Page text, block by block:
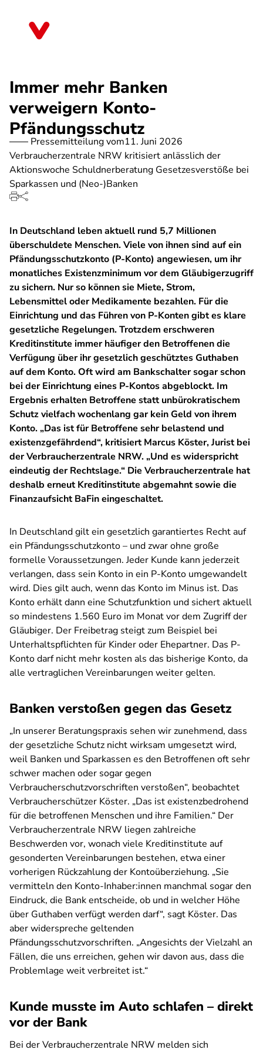
Immer mehr Banken
verweigern Konto-
Pfändungsschutz
Pressemitteilung vom11. Juni 2026
Verbraucherzentrale NRW kritisiert anlässlich der
Aktionswoche Schuldnerberatung Gesetzesverstöße bei
Sparkassen und (Neo-)Banken
In Deutschland leben aktuell rund 5,7 Millionen
überschuldete Menschen. Viele von ihnen sind auf ein
Pfändungsschutzkonto (P-Konto) angewiesen, um ihr
monatliches Existenzminimum vor dem Gläubigerzugriff
zu sichern. Nur so können sie Miete, Strom,
Lebensmittel oder Medikamente bezahlen. Für die
Einrichtung und das Führen von P-Konten gibt es klare
gesetzliche Regelungen. Trotzdem erschweren
Kreditinstitute immer häufiger den Betroffenen die
Verfügung über ihr gesetzlich geschütztes Guthaben
auf dem Konto. Oft wird am Bankschalter sogar schon
bei der Einrichtung eines P-Kontos abgeblockt. Im
Ergebnis erhalten Betroffene statt unbürokratischem
Schutz vielfach wochenlang gar kein Geld von ihrem
Konto. „Das ist für Betroffene sehr belastend und
existenzgefährdend“, kritisiert Marcus Köster, Jurist bei
der Verbraucherzentrale NRW. „Und es widerspricht
eindeutig der Rechtslage.“ Die Verbraucherzentrale hat
deshalb erneut Kreditinstitute abgemahnt sowie die
Finanzaufsicht BaFin eingeschaltet.
In Deutschland gilt ein gesetzlich garantiertes Recht auf
ein Pfändungsschutzkonto – und zwar ohne große
formelle Voraussetzungen. Jeder Kunde kann jederzeit
verlangen, dass sein Konto in ein P-Konto umgewandelt
wird. Dies gilt auch, wenn das Konto im Minus ist. Das
Konto erhält dann eine Schutzfunktion und sichert aktuell
so mindestens 1.560 Euro im Monat vor dem Zugriff der
Gläubiger. Der Freibetrag steigt zum Beispiel bei
Unterhaltspflichten für Kinder oder Ehepartner. Das P-
Konto darf nicht mehr kosten als das bisherige Konto, da
alle vertraglichen Vereinbarungen weiter gelten.
Banken verstoßen gegen das Gesetz
„In unserer Beratungspraxis sehen wir zunehmend, dass
der gesetzliche Schutz nicht wirksam umgesetzt wird,
weil Banken und Sparkassen es den Betroffenen oft sehr
schwer machen oder sogar gegen
Verbraucherschutzvorschriften verstoßen“, beobachtet
Verbraucherschützer Köster. „Das ist existenzbedrohend
für die betroffenen Menschen und ihre Familien.“ Der
Verbraucherzentrale NRW liegen zahlreiche
Beschwerden vor, wonach viele Kreditinstitute auf
gesonderten Vereinbarungen bestehen, etwa einer
vorherigen Rückzahlung der Kontoüberziehung. „Sie
vermitteln den Konto-Inhaber:innen manchmal sogar den
Eindruck, die Bank entscheide, ob und in welcher Höhe
über Guthaben verfügt werden darf“, sagt Köster. Das
aber widerspreche geltenden
Pfändungsschutzvorschriften. „Angesichts der Vielzahl an
Fällen, die uns erreichen, gehen wir davon aus, dass die
Problemlage weit verbreitet ist.“
Kunde musste im Auto schlafen – direkt
vor der Bank
Bei der Verbraucherzentrale NRW melden sich